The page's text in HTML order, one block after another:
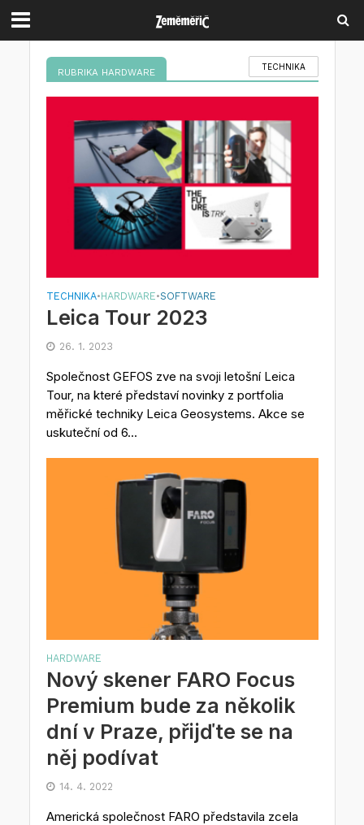
RUBRIKA HARDWARE
TECHNIKA
TECHNIKA•HARDWARE•SOFTWARE
Leica Tour 2023
26. 1. 2023
Společnost GEFOS zve na svoji letošní Leica
Tour, na které představí novinky z portfolia
měřické techniky Leica Geosystems. Akce se
uskuteční od 6...
HARDWARE
Nový skener FARO Focus
Premium bude za několik
dní v Praze, přijďte se na
něj podívat
14. 4. 2022
Americká společnost FARO představila zcela